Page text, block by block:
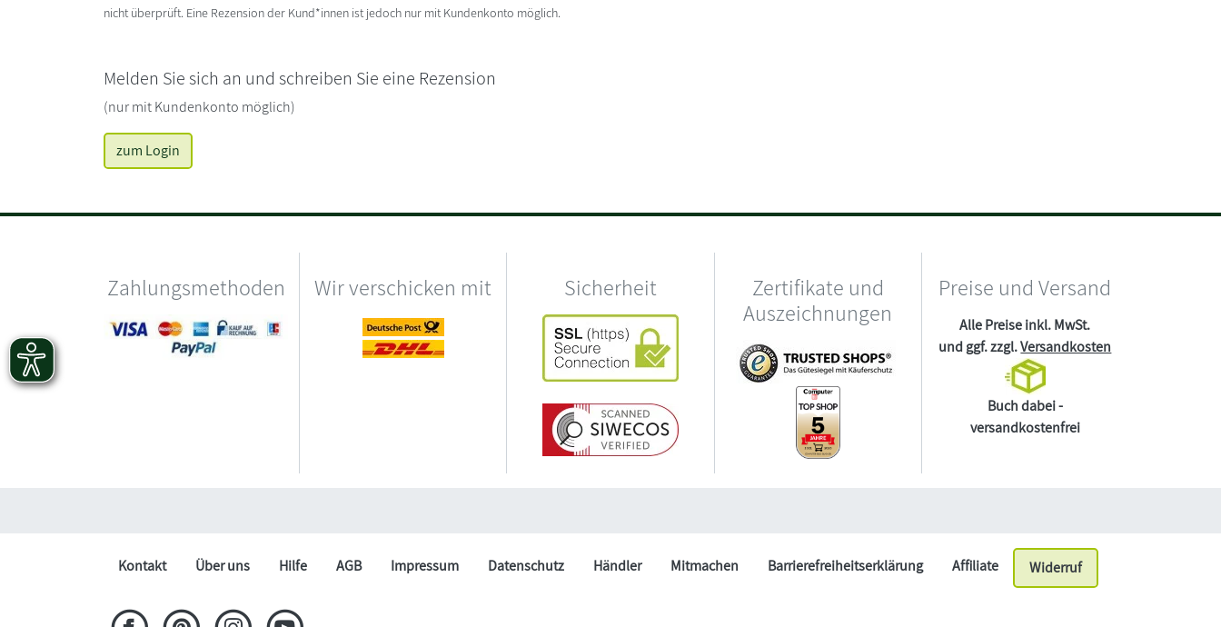
nicht überprüft. Eine Rezension der Kund*innen ist jedoch nur mit Kundenkonto möglich.
Melden Sie sich an und schreiben Sie eine Rezension
(nur mit Kundenkonto möglich)
zum Login
Zahlungsmethoden Wir verschicken mit Sicherheit
Zertifikate und
Auszeichnungen
Preise und Versand
Alle Preise inkl. MwSt.
und ggf. zzgl.Versandkosten
Buch dabei -
versandkostenfrei
Kontakt Über uns Hilfe AGB Impressum Datenschutz Händler Mitmachen Barrierefreiheitserklärung Affiliate Widerruf